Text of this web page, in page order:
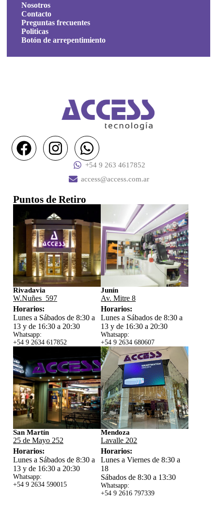
Nosotros
Contacto
Preguntas frecuentes
Politicas
Botón de arrepentimiento
+54 9 263 4617852
access@access.com.ar
Puntos de Retiro
Rivadavia
W.Nuñes 597
Horarios:
Lunes a Sábados de 8:30 a
13 y de 16:30 a 20:30
Whatsapp:
+54 9 2634 617852
Junín
Av. Mitre 8
Horarios:
Lunes a Sábados de 8:30 a
13 y de 16:30 a 20:30
Whatsapp:
+54 9 2634 680607
San Martín
25 de Mayo 252
Horarios:
Lunes a Sábados de 8:30 a
13 y de 16:30 a 20:30
Whatsapp:
+54 9 2634 590015
Mendoza
Lavalle 202
Horarios:
Lunes a Viernes de 8:30 a
18
Sábados de 8:30 a 13:30
Whatsapp:
+54 9 2616 797339